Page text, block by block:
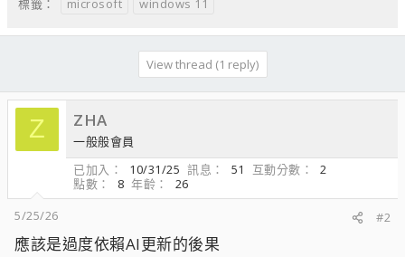
標籤：
View thread (1 reply)
Z ZHA
一般般會員
已加入
10/31/25 訊息 51 互動分數
2
點數
8 年齡
26
5/25/26
#2
應該是過度依賴AI更新的後果